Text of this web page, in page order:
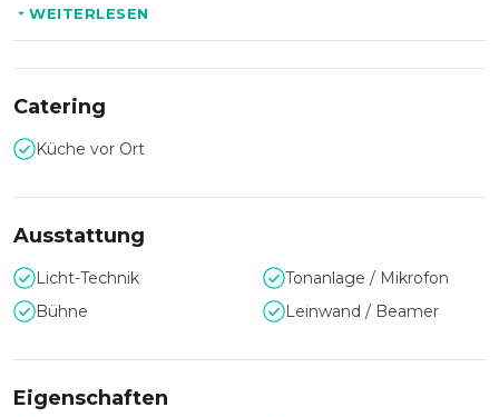
größere Veranstaltungen kein Problem. Im Scala
Kulturspielhaus finden Sie moderne Technik in einer variabel
Veranstaltung zu einem unvergesslichen Event für Sie und
Ihre Gäste! Das professionelle und freundliche Team steht
Ihnen gerne bei der Planung und Durchführung Ihrer
außergewöhnlichen Location im Raum Duisburg!
WEITERLESEN
Catering
Küche vor Ort
Ausstattung
Licht-Technik
Tonanlage / Mikrofon
Bühne
Leinwand / Beamer
Eigenschaften